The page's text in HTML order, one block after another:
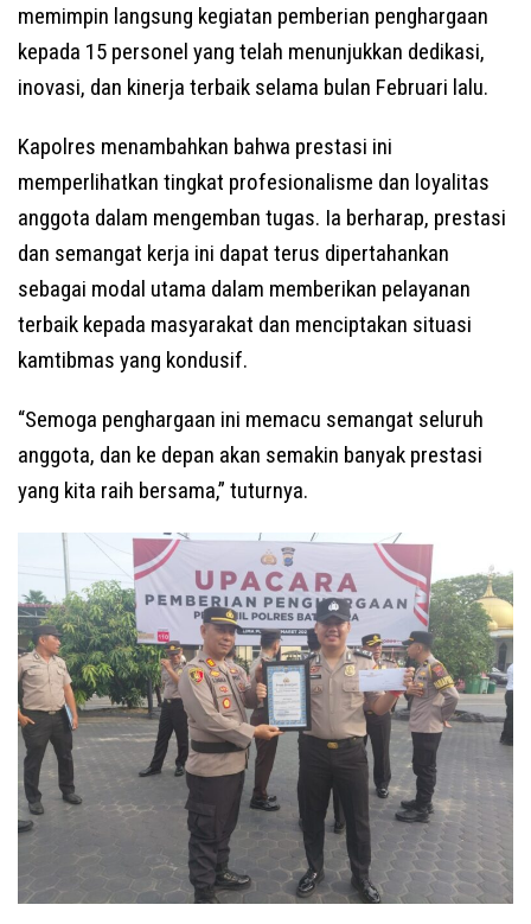
memimpin langsung kegiatan pemberian penghargaan
kepada 15 personel yang telah menunjukkan dedikasi,
inovasi, dan kinerja terbaik selama bulan Februari lalu.
Kapolres menambahkan bahwa prestasi ini
memperlihatkan tingkat profesionalisme dan loyalitas
anggota dalam mengemban tugas. Ia berharap, prestasi
dan semangat kerja ini dapat terus dipertahankan
sebagai modal utama dalam memberikan pelayanan
terbaik kepada masyarakat dan menciptakan situasi
kamtibmas yang kondusif.
“Semoga penghargaan ini memacu semangat seluruh
anggota, dan ke depan akan semakin banyak prestasi
yang kita raih bersama,” tuturnya.